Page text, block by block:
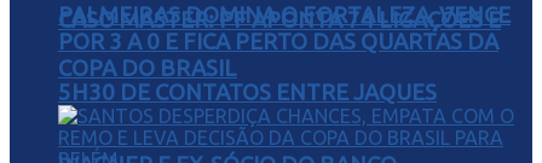
CASO MASTER: PF APONTA 74 LIGAÇÕES E
5H30 DE CONTATOS ENTRE JAQUES
PALMEIRAS DOMINA O FORTALEZA, VENCE
POR 3 A 0 E FICA PERTO DAS QUARTAS DA
COPA DO BRASIL